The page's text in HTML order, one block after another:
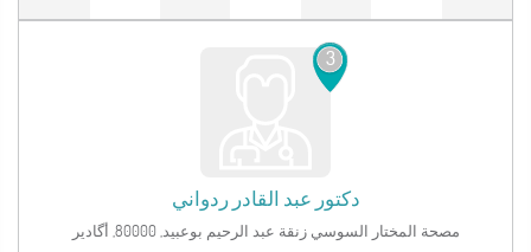
3
دكتور عبد القادر ردواني
مصحة المختار السوسي زنقة عبد الرحيم بوعبيد, 80000, أگادير